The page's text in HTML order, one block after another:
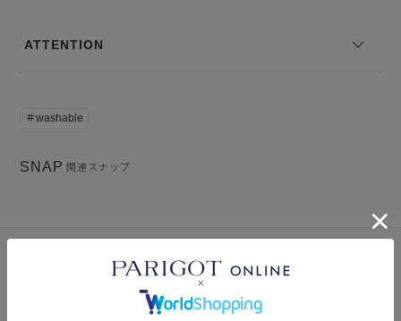
ATTENTION
＃washable
SNAP 関連スナップ
インスタグラム